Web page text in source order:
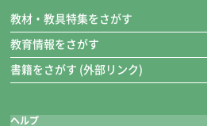
教材・教具特集をさがす
教育情報をさがす
書籍をさがす (外部リンク)
ヘルプ